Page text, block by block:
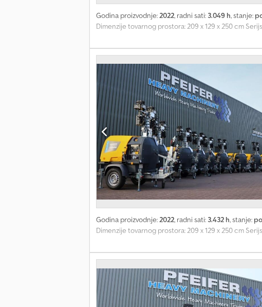
Godina proizvodnje:2022, radni sati: 3.049 h, stanje:
Dimenzije tovarnog prostora: 209 x 129 x 250 cm
Godina proizvodnje:2022, radni sati: 3.432 h, stanje:
Dimenzije tovarnog prostora: 209 x 129 x 250 cm